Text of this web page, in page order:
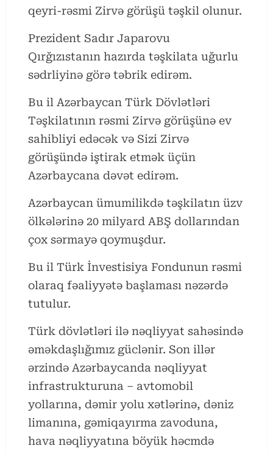
qeyri-rəsmi Zirvə görüşü təşkil olunur.
Prezident Sadır Japarovu
Qırğızıstanın hazırda təşkilata uğurlu
sədrliyinə görə təbrik edirəm.
Bu il Azərbaycan Türk Dövlətləri
Təşkilatının rəsmi Zirvə görüşünə ev
sahibliyi edəcək və Sizi Zirvə
görüşündə iştirak etmək üçün
Azərbaycana dəvət edirəm.
Azərbaycan ümumilikdə təşkilatın üzv
ölkələrinə 20 milyard ABŞ dollarından
çox sərmayə qoymuşdur.
Bu il Türk İnvestisiya Fondunun rəsmi
olaraq fəaliyyətə başlaması nəzərdə
tutulur.
Türk dövlətləri ilə nəqliyyat sahəsində
əməkdaşlığımız güclənir. Son illər
ərzində Azərbaycanda nəqliyyat
infrastrukturuna – avtomobil
yollarına, dəmir yolu xətlərinə, dəniz
limanına, gəmiqayırma zavoduna,
hava nəqliyyatına böyük həcmdə